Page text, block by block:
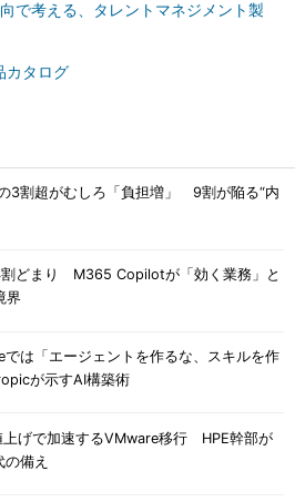
で考える、タレントマネジメント製
カタログ
3割超がむしろ「負担増」 9割が陥る“内
どまり M365 Copilotが「効く業務」と
界
では「エージェントを作るな、スキルを作
が示すAI構築術
げで加速するVMware移行 HPE幹部が
備え